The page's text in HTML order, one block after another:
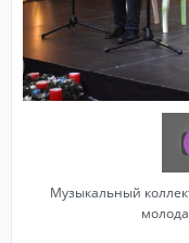
Музыкальный